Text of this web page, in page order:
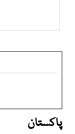
پاکستان